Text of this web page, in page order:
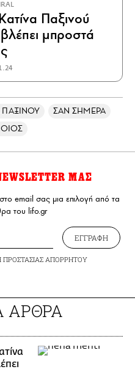
Παξινού
μπροστά
ΠΑΞΙΝΟΥ
ΣΑΝ ΣΗΜΕΡΑ
ΜΑΣ
email σας μια επιλογή από τα
του lifo.gr
ΕΓΓΡΑΦΗ
ΠΡΟΣΤΑΣΙΑΣ ΑΠΟΡΡΗΤΟΥ
ΑΡΘΡΑ